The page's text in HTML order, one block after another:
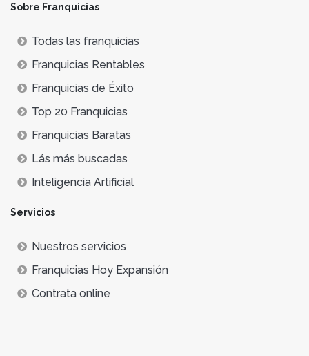
Sobre Franquicias
Todas las franquicias
Franquicias Rentables
Franquicias de Éxito
Top 20 Franquicias
Franquicias Baratas
Lás más buscadas
Inteligencia Artificial
Servicios
Nuestros servicios
Franquicias Hoy Expansión
Contrata online